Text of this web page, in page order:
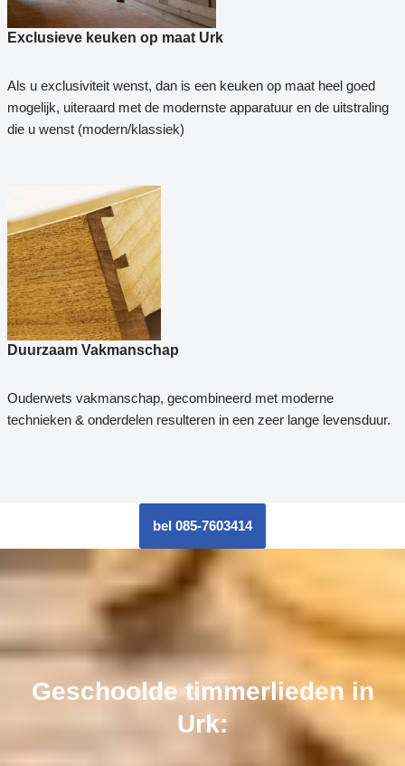
Exclusieve keuken op maat Urk
Als u exclusiviteit wenst, dan is een keuken op maat heel goed
mogelijk, uiteraard met de modernste apparatuur en de uitstraling
die u wenst (modern/klassiek)
Duurzaam Vakmanschap
Ouderwets vakmanschap, gecombineerd met moderne
technieken & onderdelen resulteren in een zeer lange levensduur.
bel 085-7603414
Geschoolde timmerlieden in
Urk: